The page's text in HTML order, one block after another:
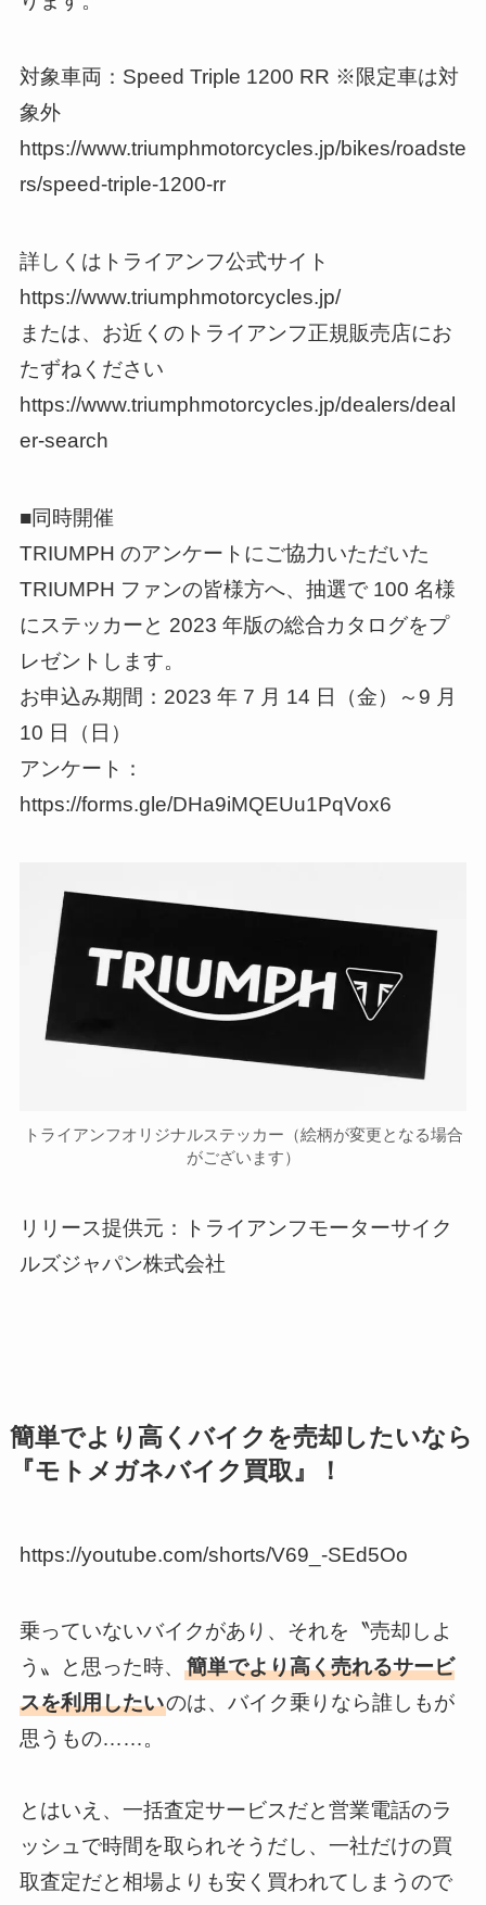
対象車両：Speed Triple 1200 RR ※限定車は対
象外
https://www.triumphmotorcycles.jp/bikes/roadste
rs/speed-triple-1200-rr
詳しくはトライアンフ公式サイト
https://www.triumphmotorcycles.jp/
または、お近くのトライアンフ正規販売店にお
たずねください
https://www.triumphmotorcycles.jp/dealers/deal
er-search
■同時開催
TRIUMPH のアンケートにご協力いただいた
TRIUMPH ファンの皆様方へ、抽選で 100 名様
にステッカーと 2023 年版の総合カタログをプ
レゼントします。
お申込み期間：2023 年 7 月 14 日（金）～9 月
10 日（日）
アンケート：
https://forms.gle/DHa9iMQEUu1PqVox6
トライアンフオリジナルステッカー（絵柄が変更となる場合
がございます）
リリース提供元：トライアンフモーターサイク
ルズジャパン株式会社
簡単でより高くバイクを売却したいなら
『モトメガネバイク買取』！
https://youtube.com/shorts/V69_-SEd5Oo
乗っていないバイクがあり、それを〝売却しよ
う〟と思った時、 簡単でより高く売れるサービ
スを利用したいのは、バイク乗りなら誰しもが
思うもの……。
とはいえ、一括査定サービスだと営業電話のラ
ッシュで時間を取られそうだし、一社だけの買
取査定だと相場よりも安く買われてしまうので